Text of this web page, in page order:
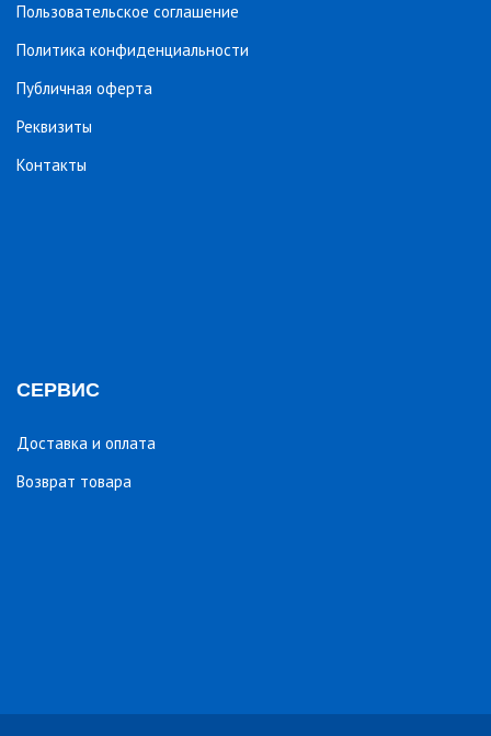
Пользовательское соглашение
Политика конфиденциальности
Публичная оферта
Реквизиты
Контакты
СЕРВИС
Доставка и оплата
Возврат товара